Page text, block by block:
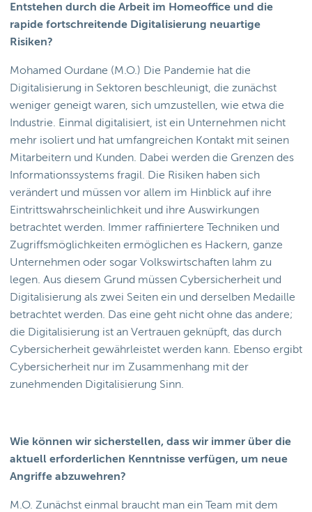
Entstehen durch die Arbeit im Homeoffice und die
rapide fortschreitende Digitalisierung neuartige
Risiken?
Mohamed Ourdane (M.O.) Die Pandemie hat die
Digitalisierung in Sektoren beschleunigt, die zunächst
weniger geneigt waren, sich umzustellen, wie etwa die
Industrie. Einmal digitalisiert, ist ein Unternehmen nicht
mehr isoliert und hat umfangreichen Kontakt mit seinen
Mitarbeitern und Kunden. Dabei werden die Grenzen des
Informationssystems fragil. Die Risiken haben sich
verändert und müssen vor allem im Hinblick auf ihre
Eintrittswahrscheinlichkeit und ihre Auswirkungen
betrachtet werden. Immer raffiniertere Techniken und
Zugriffsmöglichkeiten ermöglichen es Hackern, ganze
Unternehmen oder sogar Volkswirtschaften lahm zu
legen. Aus diesem Grund müssen Cybersicherheit und
Digitalisierung als zwei Seiten ein und derselben Medaille
betrachtet werden. Das eine geht nicht ohne das andere;
die Digitalisierung ist an Vertrauen geknüpft, das durch
Cybersicherheit gewährleistet werden kann. Ebenso ergibt
Cybersicherheit nur im Zusammenhang mit der
zunehmenden Digitalisierung Sinn.
Wie können wir sicherstellen, dass wir immer über die
aktuell erforderlichen Kenntnisse verfügen, um neue
Angriffe abzuwehren?
M.O. Zunächst einmal braucht man ein Team mit dem